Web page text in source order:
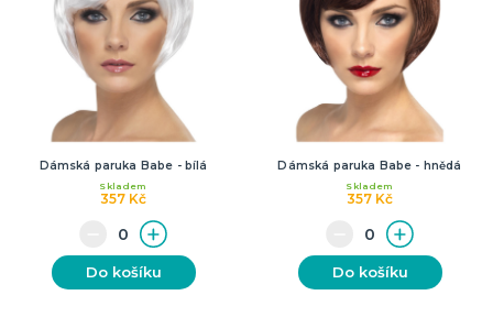
Dámská paruka Babe - bílá
357 Kč
Skladem
Do košíku
Dámská paruka Babe - hnědá
357 Kč
Skladem
Do košíku